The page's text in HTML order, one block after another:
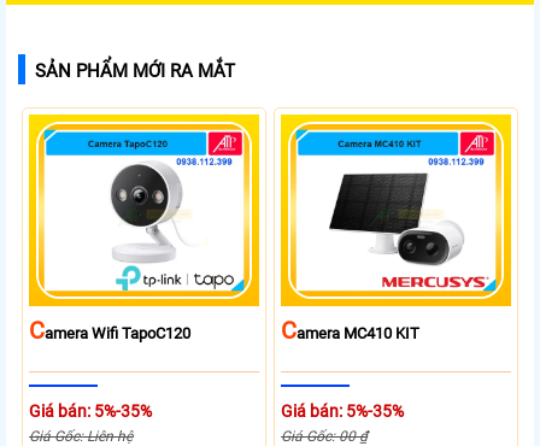
SẢN PHẨM MỚI RA MẮT
CAmera Wifi TapoC120
Giá bán: 5%-35%
Giá Gốc: Liên hệ
CAmera MC410 KIT
Giá bán: 5%-35%
Giá Gốc: 00 ₫